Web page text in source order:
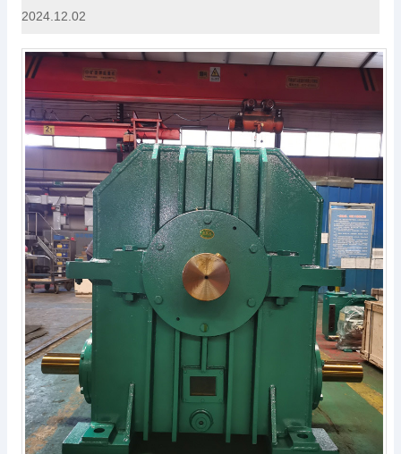
2024.12.02